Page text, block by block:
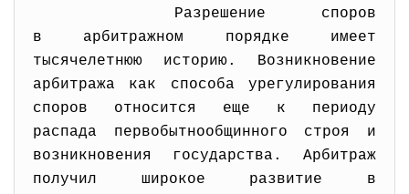
Разрешение споров
в арбитражном порядке имеет
тысячелетнюю историю. Возникновение
арбитража как способа урегулирования
споров относится еще к периоду
распада первобытнообщинного строя и
возникновения государства. Арбитраж
получил широкое развитие в